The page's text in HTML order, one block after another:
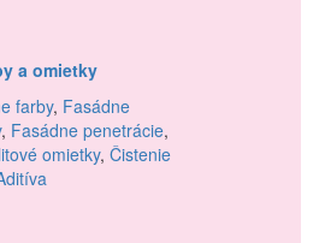
a omietky
farby, Fasádne
, Fasádne penetrácie,
omietky, Čistenie